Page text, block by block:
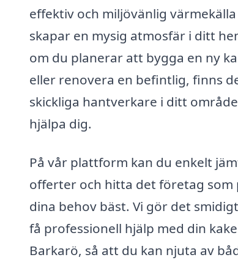
effektiv och miljövänlig
skapar en mysig atmosfär i ditt
om du planerar att bygga en ny
eller renovera en befintlig, finns
skickliga hantverkare i ditt
hjälpa dig.
På vår plattform kan du enkelt
offerter och hitta det företag som
dina behov bäst. Vi gör det
få professionell hjälp med din
Barkarö, så att du kan njuta av